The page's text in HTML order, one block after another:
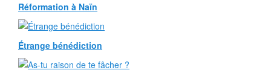
Réformation à Naïn
Étrange bénédiction